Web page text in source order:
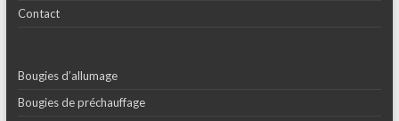
Contact
Bougies d’allumage
Bougies de préchauffage